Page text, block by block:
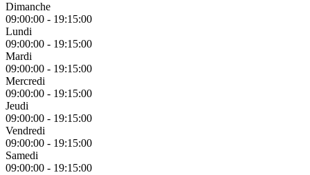
Dimanche
09:00:00 - 19:15:00
Lundi
09:00:00 - 19:15:00
Mardi
09:00:00 - 19:15:00
Mercredi
09:00:00 - 19:15:00
Jeudi
09:00:00 - 19:15:00
Vendredi
09:00:00 - 19:15:00
Samedi
09:00:00 - 19:15:00